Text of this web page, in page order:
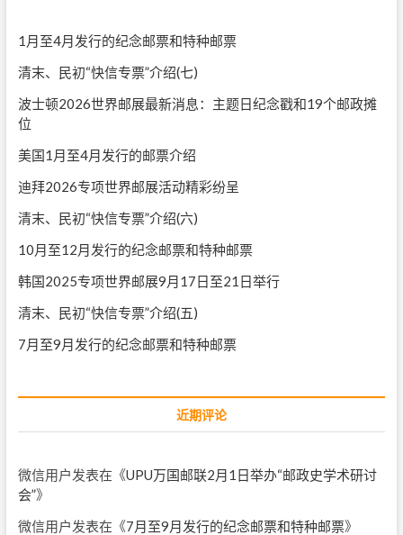
1月至4月发行的纪念邮票和特种邮票
清末、民初“快信专票”介绍(七)
波士顿2026世界邮展最新消息：主题日纪念戳和19个邮政摊
位
美国1月至4月发行的邮票介绍
迪拜2026专项世界邮展活动精彩纷呈
清末、民初“快信专票”介绍(六)
10月至12月发行的纪念邮票和特种邮票
韩国2025专项世界邮展9月17日至21日举行
清末、民初“快信专票”介绍(五)
7月至9月发行的纪念邮票和特种邮票
近期评论
微信用户发表在《UPU万国邮联2月1日举办“邮政史学术研讨
会”》
微信用户发表在《7月至9月发行的纪念邮票和特种邮票》